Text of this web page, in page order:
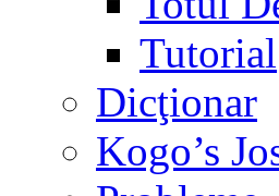
Tutorial
Dicţionar
Kogo’s